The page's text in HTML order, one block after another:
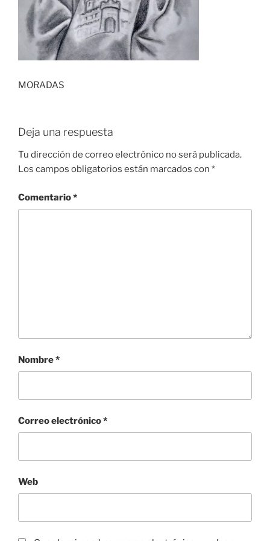
MORADAS
Deja una respuesta
Tu dirección de correo electrónico no será publicada.
Los campos obligatorios están marcados con *
Comentario*
Nombre*
Correo electrónico*
Web